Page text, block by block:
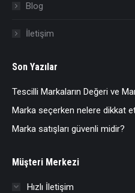
Blog
İletişim
Son Yazılar
Tescilli Markaların Değeri ve
Marka seçerken nelere dikkat
Marka satışları güvenli midir?
Müşteri Merkezi
Hızlı İletişim